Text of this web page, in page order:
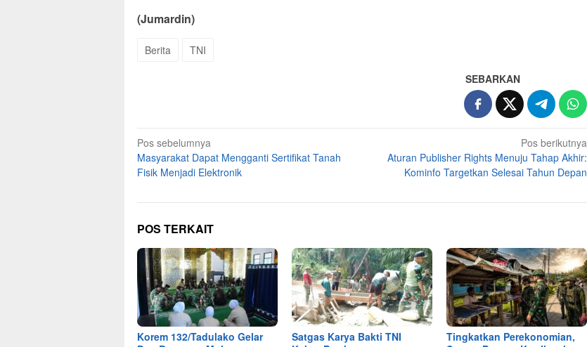
(Jumardin)
Berita TNI
SEBARKAN
Navigasi
pos
Pos sebelumnya
Masyarakat Dapat Mengganti Sertifikat Tanah
Fisik Menjadi Elektronik
Pos berikutnya
Aturan Publisher Rights Menuju Tahap Akhir:
Kominfo Targetkan Selesai Tahun Depan
POS TERKAIT
Korem 132/Tadulako Gelar
Satgas Karya Bakti TNI
Tingkatkan Perekonomian,